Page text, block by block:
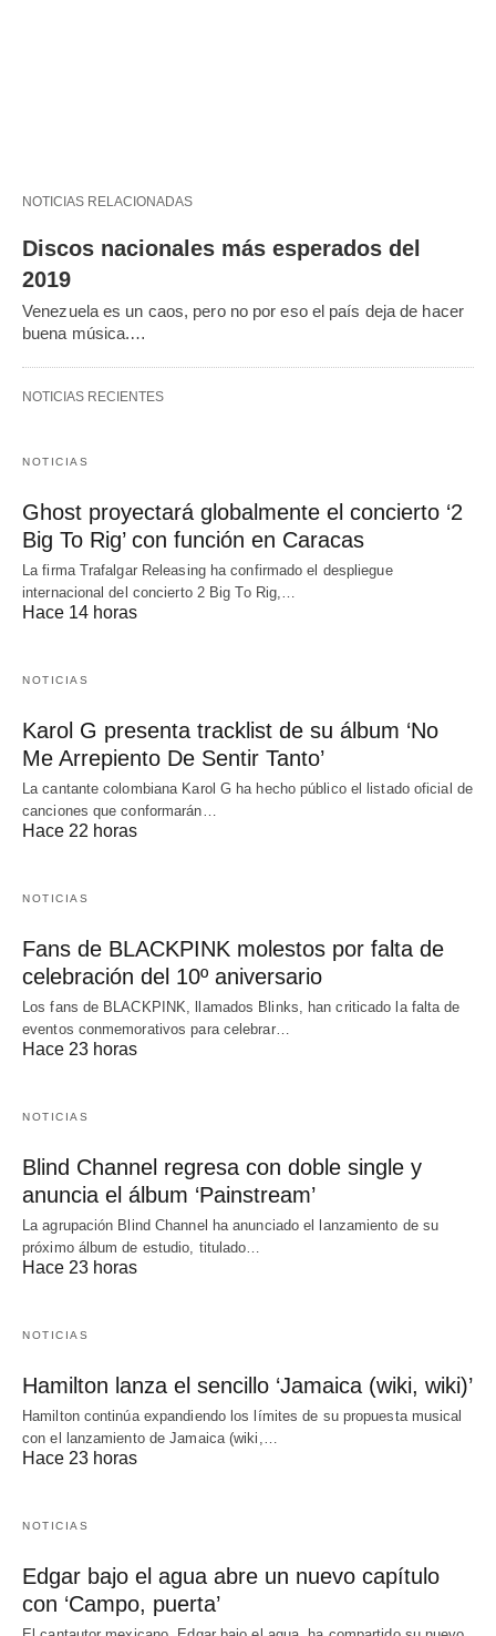
NOTICIAS RELACIONADAS
Discos nacionales más esperados del
2019
Venezuela es un caos, pero no por eso el país deja de hacer
buena música.…
NOTICIAS RECIENTES
NOTICIAS
Ghost proyectará globalmente el concierto ‘2
Big To Rig’ con función en Caracas
La firma Trafalgar Releasing ha confirmado el despliegue
internacional del concierto 2 Big To Rig,…
Hace 14 horas
NOTICIAS
Karol G presenta tracklist de su álbum ‘No
Me Arrepiento De Sentir Tanto’
La cantante colombiana Karol G ha hecho público el listado oficial de
canciones que conformarán…
Hace 22 horas
NOTICIAS
Fans de BLACKPINK molestos por falta de
celebración del 10º aniversario
Los fans de BLACKPINK, llamados Blinks, han criticado la falta de
eventos conmemorativos para celebrar…
Hace 23 horas
NOTICIAS
Blind Channel regresa con doble single y
anuncia el álbum ‘Painstream’
La agrupación Blind Channel ha anunciado el lanzamiento de su
próximo álbum de estudio, titulado…
Hace 23 horas
NOTICIAS
Hamilton lanza el sencillo ‘Jamaica (wiki, wiki)’
Hamilton continúa expandiendo los límites de su propuesta musical
con el lanzamiento de Jamaica (wiki,…
Hace 23 horas
NOTICIAS
Edgar bajo el agua abre un nuevo capítulo
con ‘Campo, puerta’